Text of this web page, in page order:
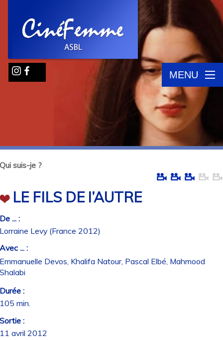
MENU
suis-je ?
LE FILS DE l’AUTRE
... :
Levy (France 2012)
... :
Devos, Khalifa Natour, Pascal Elbé, Mahmood
:
min.
:
avril 2012